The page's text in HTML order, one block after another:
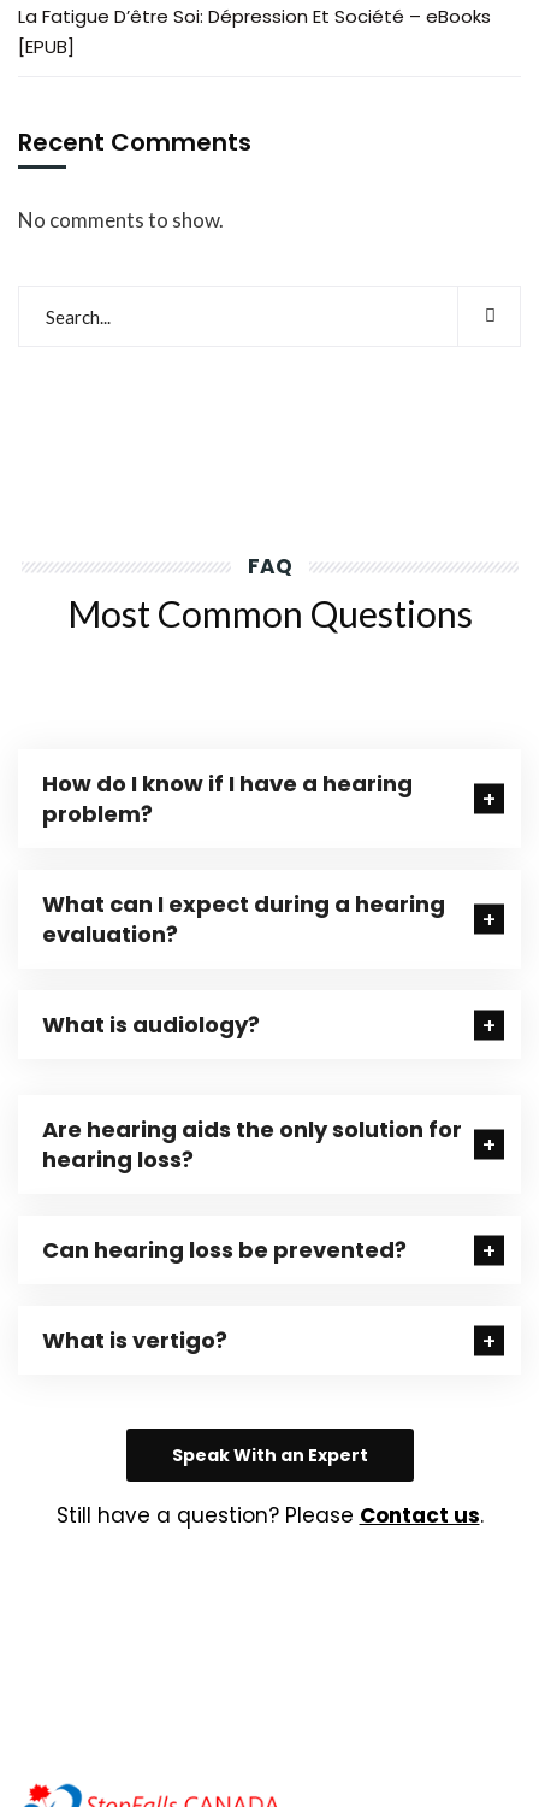
La Fatigue D’être Soi: Dépression Et Société – eBooks
[EPUB]
Recent Comments
No comments to show.
FAQ
Most Common Questions
How do I know if I have a hearing
problem?
What can I expect during a hearing
evaluation?
What is audiology?
Are hearing aids the only solution for
hearing loss?
Can hearing loss be prevented?
What is vertigo?
Speak With an Expert
Still have a question? Please Contact us.